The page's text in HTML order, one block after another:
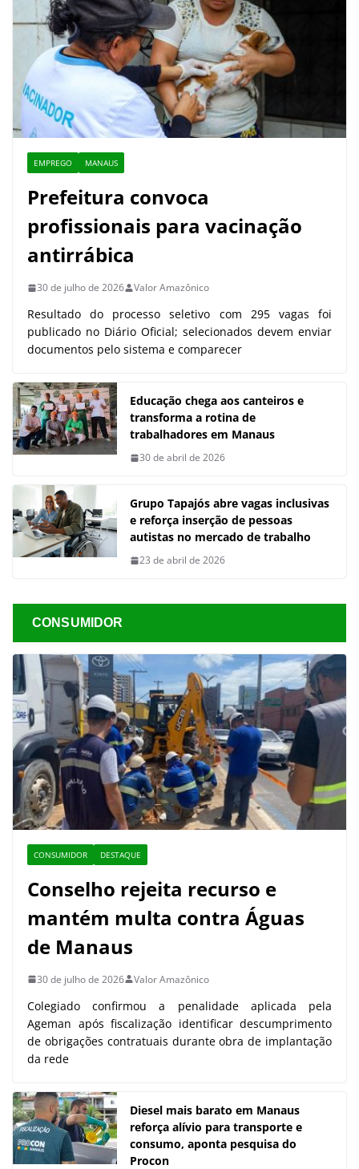
EMPREGO MANAUS
Prefeitura convoca
profissionais para vacinação
antirrábica
30 de julho de 2026 Valor Amazônico
Resultado do processo seletivo com 295 vagas foi
publicado no Diário Oficial; selecionados devem enviar
documentos pelo sistema e comparecer
Educação chega aos canteiros e
transforma a rotina de
trabalhadores em Manaus
30 de abril de 2026
Grupo Tapajós abre vagas inclusivas
e reforça inserção de pessoas
autistas no mercado de trabalho
23 de abril de 2026
CONSUMIDOR
CONSUMIDOR DESTAQUE
Conselho rejeita recurso e
mantém multa contra Águas
de Manaus
30 de julho de 2026 Valor Amazônico
Colegiado confirmou a penalidade aplicada pela
Ageman após fiscalização identificar descumprimento
de obrigações contratuais durante obra de implantação
da rede
Diesel mais barato em Manaus
reforça alívio para transporte e
consumo, aponta pesquisa do
Procon